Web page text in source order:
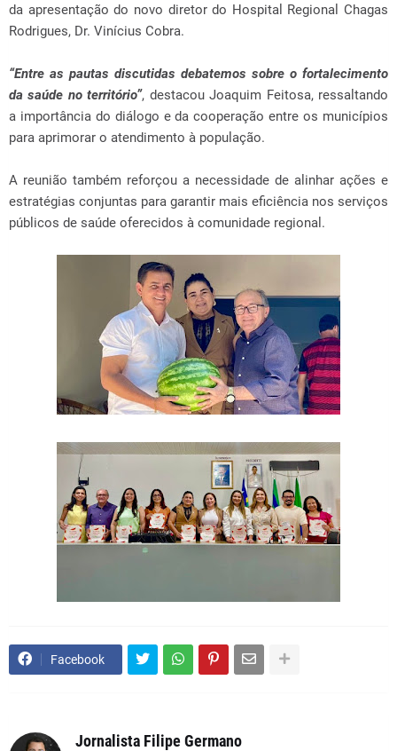
da apresentação do novo diretor do Hospital Regional Chagas
Rodrigues, Dr. Vinícius Cobra.
“Entre as pautas discutidas debatemos sobre o fortalecimento
da saúde no território”, destacou Joaquim Feitosa, ressaltando
a importância do diálogo e da cooperação entre os municípios
para aprimorar o atendimento à população.
A reunião também reforçou a necessidade de alinhar ações e
estratégias conjuntas para garantir mais eficiência nos serviços
públicos de saúde oferecidos à comunidade regional.
Facebook
Jornalista Filipe Germano